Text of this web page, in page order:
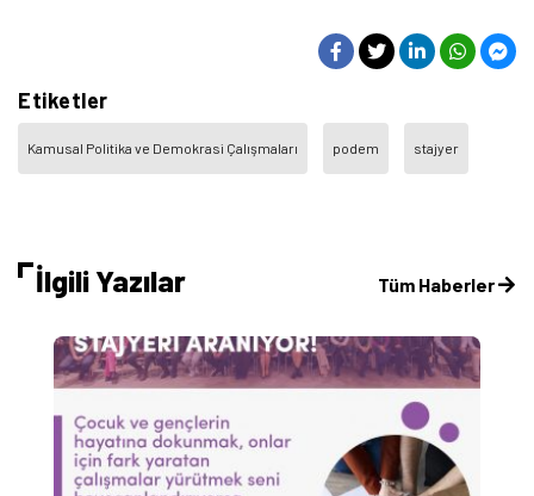
Etiketler
Kamusal Politika ve Demokrasi Çalışmaları podem stajyer
İlgili Yazılar Tüm Haberler